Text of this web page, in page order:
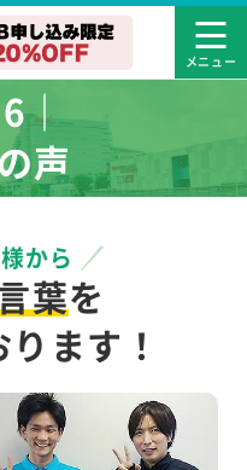
｜
声
から
葉を
ます！